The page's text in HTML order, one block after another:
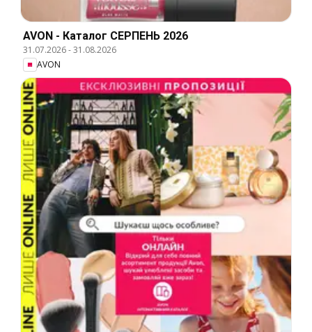
AVON - Каталог СЕРПЕНЬ 2026
31.07.2026-31.08.2026
AVON